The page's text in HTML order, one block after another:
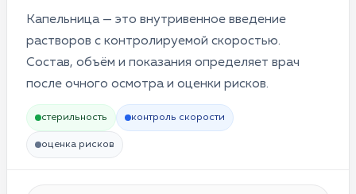
Капельница — это внутривенное введение
растворов с контролируемой скоростью.
Состав, объём и показания определяет врач
после очного осмотра и оценки рисков.
стерильность контроль скорости
оценка рисков